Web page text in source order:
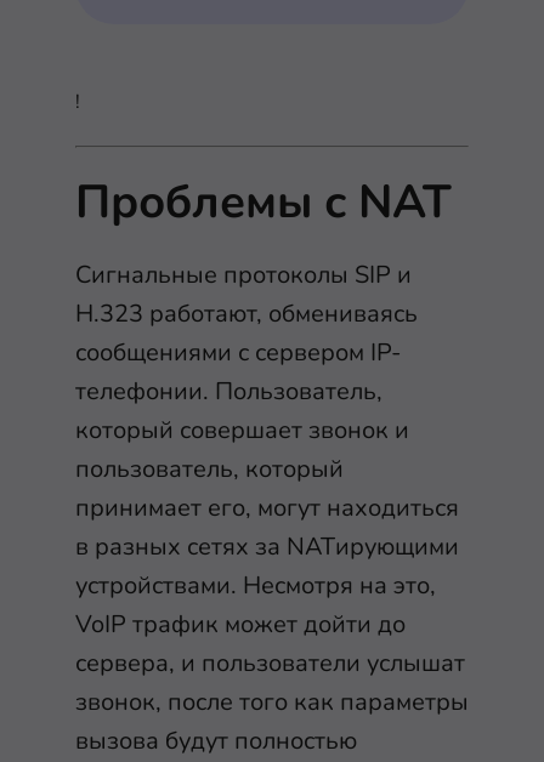
!
Проблемы с NAT
Сигнальные протоколы SIP и
H.323 работают, обмениваясь
сообщениями с сервером IP-
телефонии. Пользователь,
который совершает звонок и
пользователь, который
принимает его, могут находиться
в разных сетях за NATирующими
устройствами. Несмотря на это,
VoIP трафик может дойти до
сервера, и пользователи услышат
звонок, после того как параметры
вызова будут полностью